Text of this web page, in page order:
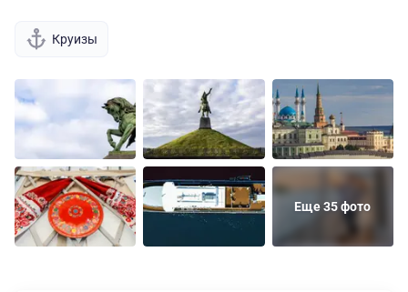
Круизы
Еще 35 фото